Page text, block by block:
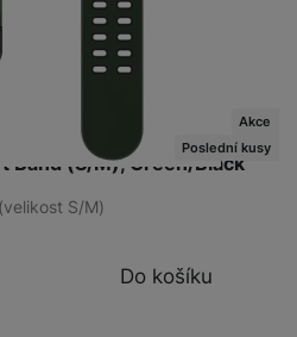
Band (S/M), Green/Black
Akce
Poslední kusy
S/M)
Do košíku